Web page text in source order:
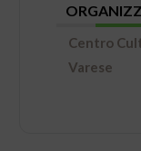
Centro
Varese